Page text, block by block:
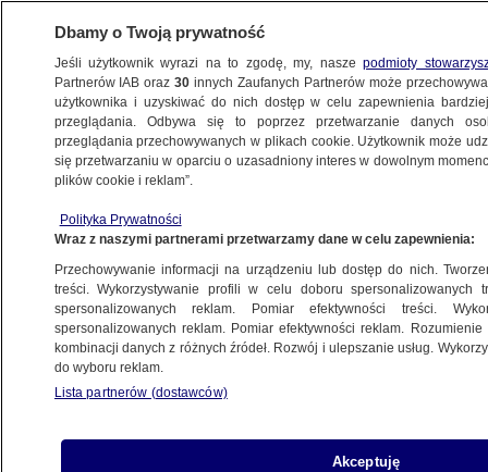
WARSZAWA
NAJNOWSZE
sprzed siedziby premiera
6.06.2018, 19:55
Udostępnij
Dbamy o Twoją prywatność
Jeśli użytkownik wyrazi na to zgodę, my, naszepodmioty
Partnerów IAB oraz30 innych Zaufanych Partnerów może
użytkownika i uzyskiwać do nich dostęp w celu zapewnienia
przeglądania. Odbywa się to poprzez przetwarzanie danych
przeglądania przechowywanych w plikach cookie. Użytkownik może
się przetwarzaniu w oparciu o uzasadniony interes w dowolnym
plików cookie i reklam”.
Polityka Prywatności
Wraz z naszymi partnerami przetwarzamy dane w celu zapewnienia:
Przechowywanie informacji na urządzeniu lub dostęp do nich.
treści. Wykorzystywanie profili w celu doboru spersonalizowanych
spersonalizowanych reklam. Pomiar efektywności treści.
spersonalizowanych reklam. Pomiar efektywności reklam.
kombinacji danych z różnych źródeł. Rozwój i ulepszanie usług.
do wyboru reklam.
Lista partnerów (dostawców)
Akceptuję